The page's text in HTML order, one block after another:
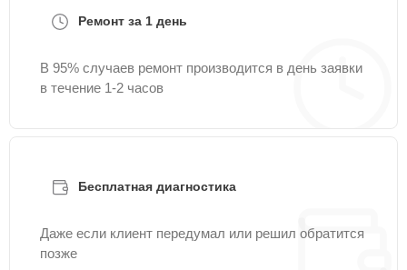
Ремонт за 1 день
В 95% случаев ремонт производится в день заявки
в течение 1-2 часов
Бесплатная диагностика
Даже если клиент передумал или решил обратится
позже